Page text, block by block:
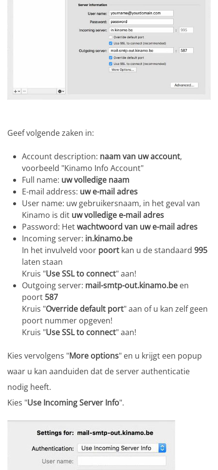
Geef volgende zaken in:
Account description: naam van uw account,
voorbeeld "Kinamo Info Account"
Full name: uw volledige naam
E-mail address: uw e-mail adres
User name: uw gebruikersnaam, in het geval van
Kinamo is dit uw volledige e-mail adres
Password: Hetwachtwoord van uw e-mail adres
Incoming server: in.kinamo.be
In het invulveld voor poort kan u de standaard 995
laten staan
Kruis "Use SSL to connect" aan!
Outgoing server: mail-smtp-out.kinamo.be en
poort 587
Kruis "Override default port" aan of u kan zelf geen
poort nummer opgeven!
Kruis "Use SSL to connect" aan!
Kies vervolgens "More options" en u krijgt een popup
waar u kan aanduiden dat de server authenticatie
nodig heeft.
Kies "Use Incoming Server Info".